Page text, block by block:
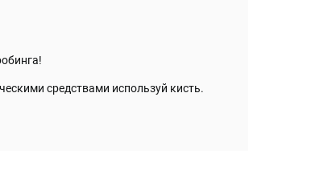
средствами используй кисть.